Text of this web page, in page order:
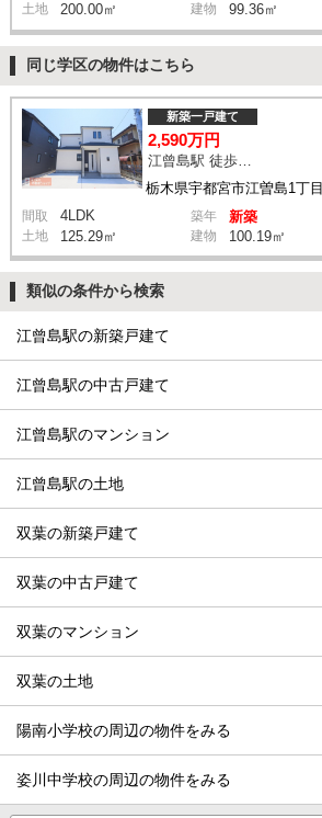
土地 200.00㎡ 建物 99.36㎡
同じ学区の物件はこちら
栃木県宇都宮市江曽島1丁目
新築一戸建て
2,590万円
間取 4LDK 築年 新築
土地 125.29㎡ 建物 100.19㎡
類似の条件から検索
江曾島駅の新築戸建て
江曾島駅の中古戸建て
江曾島駅のマンション
江曾島駅の土地
双葉の新築戸建て
双葉の中古戸建て
双葉のマンション
双葉の土地
陽南小学校の周辺の物件をみる
姿川中学校の周辺の物件をみる